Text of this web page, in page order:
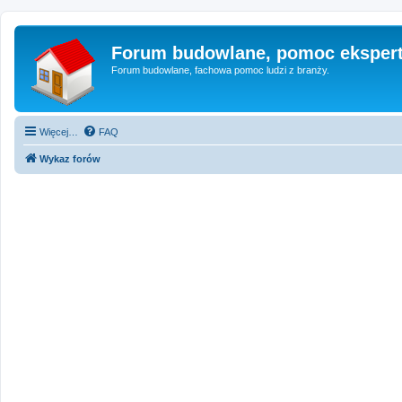
Forum budowlane, pomoc
Forum budowlane, fachowa pomoc ludzi z branży.
Więcej… FAQ
Wykaz forów